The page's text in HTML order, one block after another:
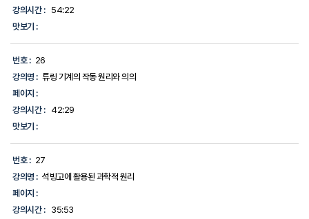
강의시간 :
54:22
맛보기 :
번호 : 26
강의명 : 튜링 기계의 작동 원리와 의의
페이지 :
강의시간 :
42:29
맛보기 :
번호 : 27
강의명 : 석빙고에 활용된 과학적 원리
페이지 :
강의시간 :
35:53